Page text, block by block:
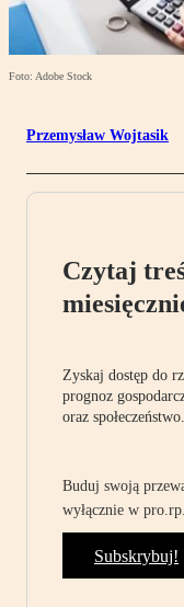
Foto: Adobe Stock
Przemysław Wojtasik
Czytaj
Zyskaj dostęp do
prognoz
oraz społeczeństwo.
Buduj swoją
wyłącznie w
Subskrybuj!